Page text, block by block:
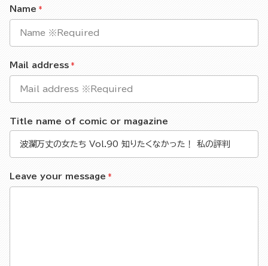
Name
Mail address
Title name of comic or magazine
Leave your message